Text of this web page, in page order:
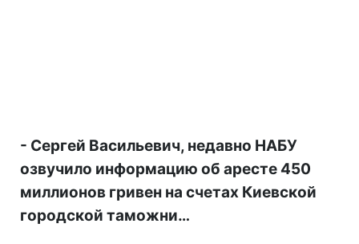
- Сергей Васильевич, недавно НАБУ
озвучило информацию об аресте 450
миллионов гривен на счетах Киевской
городской таможни…